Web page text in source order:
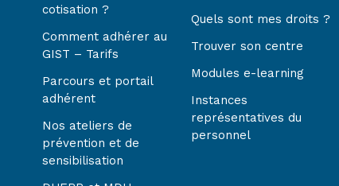
cotisation ?
Comment adhérer au
GIST – Tarifs
Parcours et portail
adhérent
Nos ateliers de
prévention et de
sensibilisation
Quels sont mes droits ?
Trouver son centre
Modules e-learning
Instances
représentatives du
personnel